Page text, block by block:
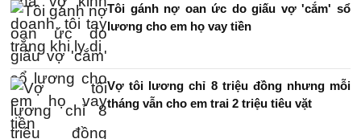
Tôi gánh nợ oan ức do giấu vợ 'cắm' sổ
lương cho em họ vay tiền
Vợ tôi lương chỉ 8 triệu đồng nhưng mỗi
tháng vẫn cho em trai 2 triệu tiêu vặt